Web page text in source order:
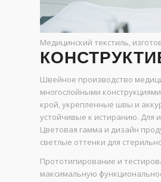
Медицинский текстиль,
Швейное производство
многослойными
крой, укрепленные швы и
устойчивые к истиранию. Для
Цветовая гамма и дизайн
светлые оттенки для
Прототипирование и
максимальную